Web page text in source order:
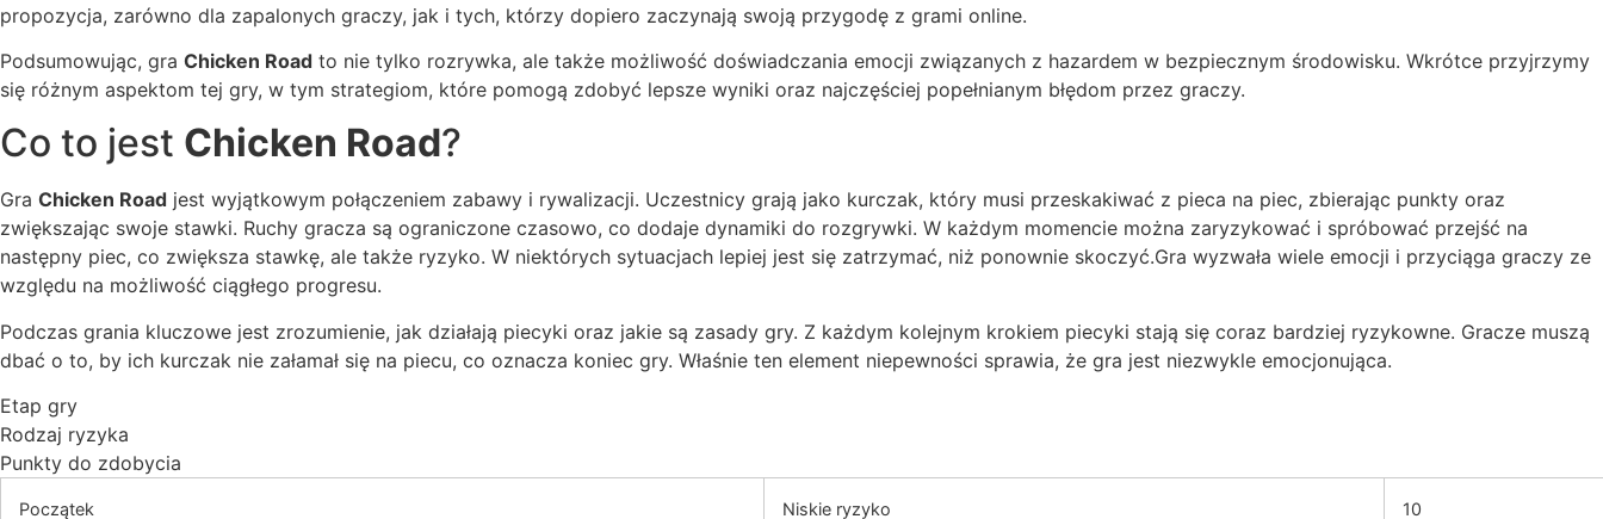
propozycja, zarówno dla zapalonych graczy, jak i tych, którzy dopiero zaczynają swoją przygodę z grami online.
Podsumowując, gra Chicken Road to nie tylko rozrywka, ale także możliwość doświadczania emocji związanych z hazardem w bezpiecznym środowisku. Wkrótce przyjrzymy
się różnym aspektom tej gry, w tym strategiom, które pomogą zdobyć lepsze wyniki oraz najczęściej popełnianym błędom przez graczy.
Co to jest Chicken Road?
Gra Chicken Road jest wyjątkowym połączeniem zabawy i rywalizacji. Uczestnicy grają jako kurczak, który musi przeskakiwać z pieca na piec, zbierając punkty oraz
zwiększając swoje stawki. Ruchy gracza są ograniczone czasowo, co dodaje dynamiki do rozgrywki. W każdym momencie można zaryzykować i spróbować przejść na
następny piec, co zwiększa stawkę, ale także ryzyko. W niektórych sytuacjach lepiej jest się zatrzymać, niż ponownie skoczyć.Gra wyzwała wiele emocji i przyciąga graczy ze
względu na możliwość ciągłego progresu.
Podczas grania kluczowe jest zrozumienie, jak działają piecyki oraz jakie są zasady gry. Z każdym kolejnym krokiem piecyki stają się coraz bardziej ryzykowne. Gracze muszą
dbać o to, by ich kurczak nie załamał się na piecu, co oznacza koniec gry. Właśnie ten element niepewności sprawia, że gra jest niezwykle emocjonująca.
Etap gry
Rodzaj ryzyka
Punkty do zdobycia
Początek Niskie ryzyko 10